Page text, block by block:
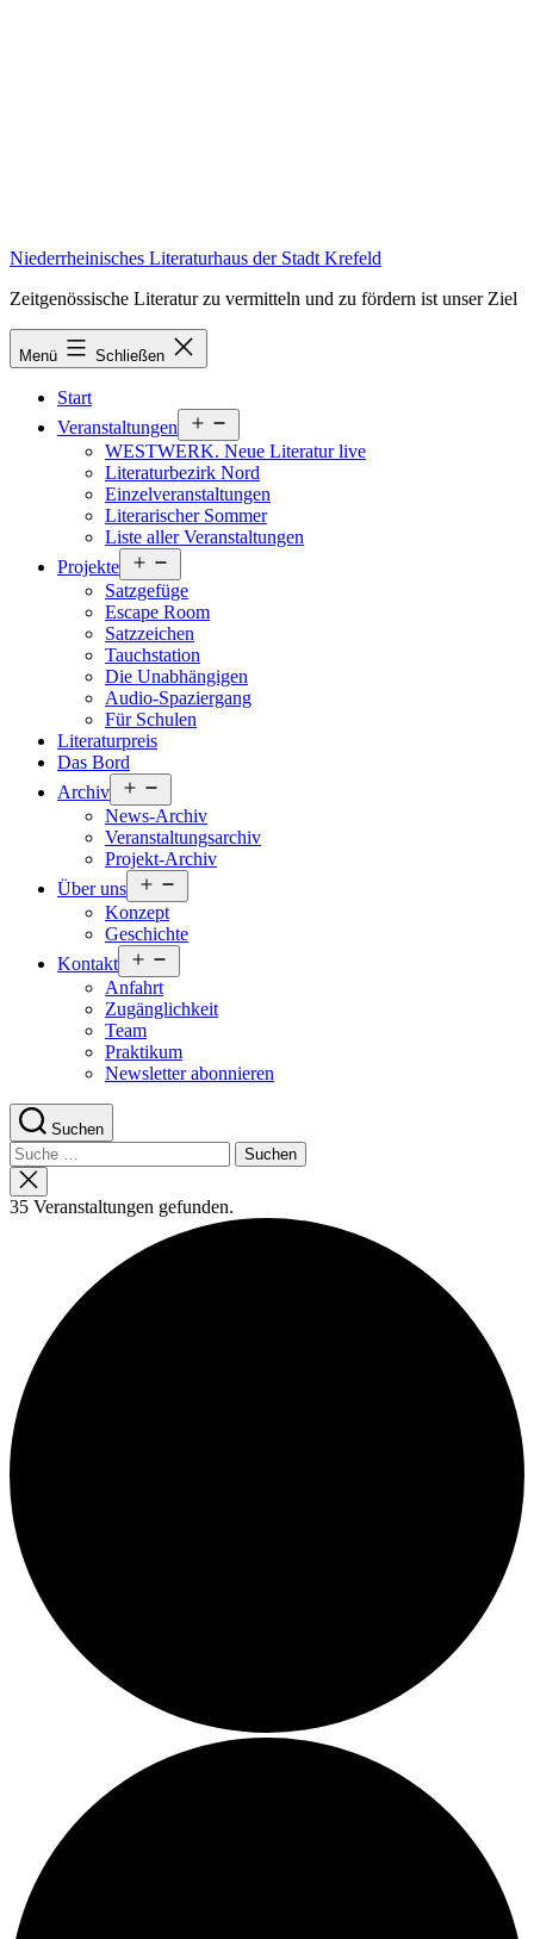
Niederrheinisches Literaturhaus der Stadt Krefeld
Zeitgenössische Literatur zu vermitteln und zu fördern ist unser Ziel
Menü Schließen
Start
Veranstaltungen
öffnen
WESTWERK. Neue Literatur live
Literaturbezirk Nord
Einzelveranstaltungen
Literarischer Sommer
Liste aller Veranstaltungen
Projekte
öffnen
Satzgefüge
Escape Room
Satzzeichen
Tauchstation
Die Unabhängigen
Audio-Spaziergang
Für Schulen
Literaturpreis
Das Bord
Archiv
öffnen
News-Archiv
Veranstaltungsarchiv
Projekt-Archiv
Über uns
öffnen
Konzept
Geschichte
Kontakt
öffnen
Anfahrt
Zugänglichkeit
Team
Praktikum
Newsletter abonnieren
Suchen
Suche
nach:
Suche
schließen
35 Veranstaltungen gefunden.